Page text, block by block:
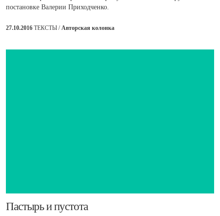
постановке Валерии Приходченко.
27.10.2016 ТЕКСТЫ /Авторская колонка
​Пастырь и пустота